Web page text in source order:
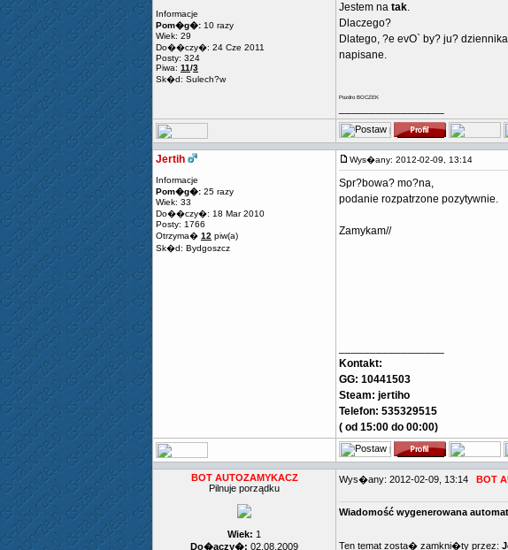
Informacje
Pom�g�: 10 razy
Wiek: 29
Do��czy�: 24 Cze 2011
Posty: 324
Piwa: 11/3
Sk�d: Sulech?w
Jestem na tak.
Dlaczego?
Dlatego, ?e evO` by? ju?
napisane.
Pozdro BOCZEK
Jertih
Informacje
Pom�g�: 25 razy
Wiek: 33
Do��czy�: 18 Mar 2010
Posty: 1766
Otrzyma� 12 piw(a)
Sk�d: Bydgoszcz
Wys�any: 2012-02-09, 13:14
Spr?bowa? mo?na,
podanie rozpatrzone pozytywnie.
Zamykam//
Kontakt:
GG: 10441503
Steam: jertiho
Telefon: 535329515
( od 15:00 do 00:00)
BOT AUTOZAMYKACZ
Pilnuje porządku
Wiek: 1
Do�ączy�: 02.08.2009
Wys�any: 2012-02-09, 13:14 BOT
Wiadomość wygenerowana
Ten temat zosta� zamkni�ty przez: